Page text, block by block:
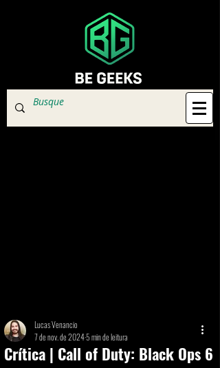
Crítica | Call of Duty: Black Ops 6
Lucas Venancio
7 de nov. de 20245 min de leitura